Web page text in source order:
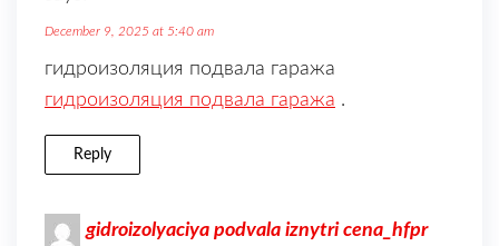
December 9, 2025 at 5:40 am
гидроизоляция подвала гаража
гидроизоляция подвала гаража .
Reply
gidroizolyaciya podvala iznytri cena_hfpr